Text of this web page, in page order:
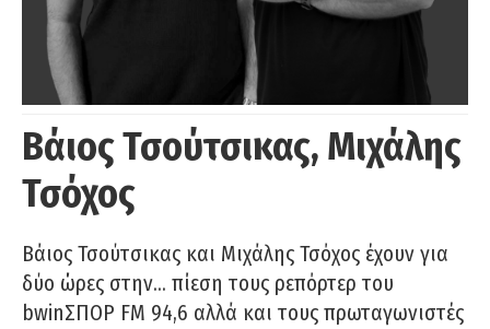
Βάιος Τσούτσικας, Μιχάλης
Τσόχος
Βάιος Τσούτσικας και Μιχάλης Τσόχος έχουν για
δύο ώρες στην… πίεση τους ρεπόρτερ του
bwinΣΠΟΡ FM 94,6 αλλά και τους πρωταγωνιστές